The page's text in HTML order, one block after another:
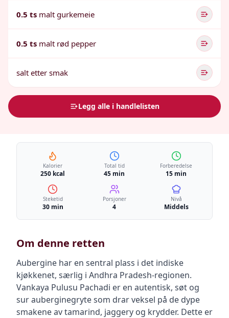
0.5 ts malt gurkemeie
0.5 ts malt rød pepper
salt etter smak
Legg alle i handlelisten
Kalorier
250 kcal
Total tid
45 min
Forberedelse
15 min
Steketid
30 min
Porsjoner
4
Nivå
Middels
Om denne retten
Aubergine har en sentral plass i det indiske
kjøkkenet, særlig i Andhra Pradesh-regionen.
Vankaya Pulusu Pachadi er en autentisk, søt og
sur auberginegryte som drar veksel på de dype
smakene av tamarind, jaggery og krydder. Dette er